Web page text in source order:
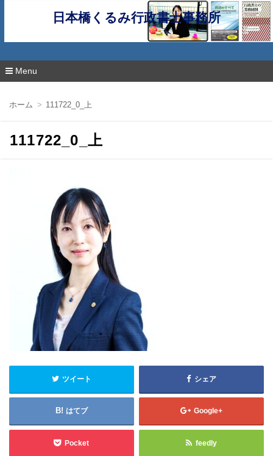
日本橋くるみ行政書士事務所
Menu
ン
ホーム 111722_0_上
111722_0_上
ツイート シェア
はてブ Google+
Pocket feedly